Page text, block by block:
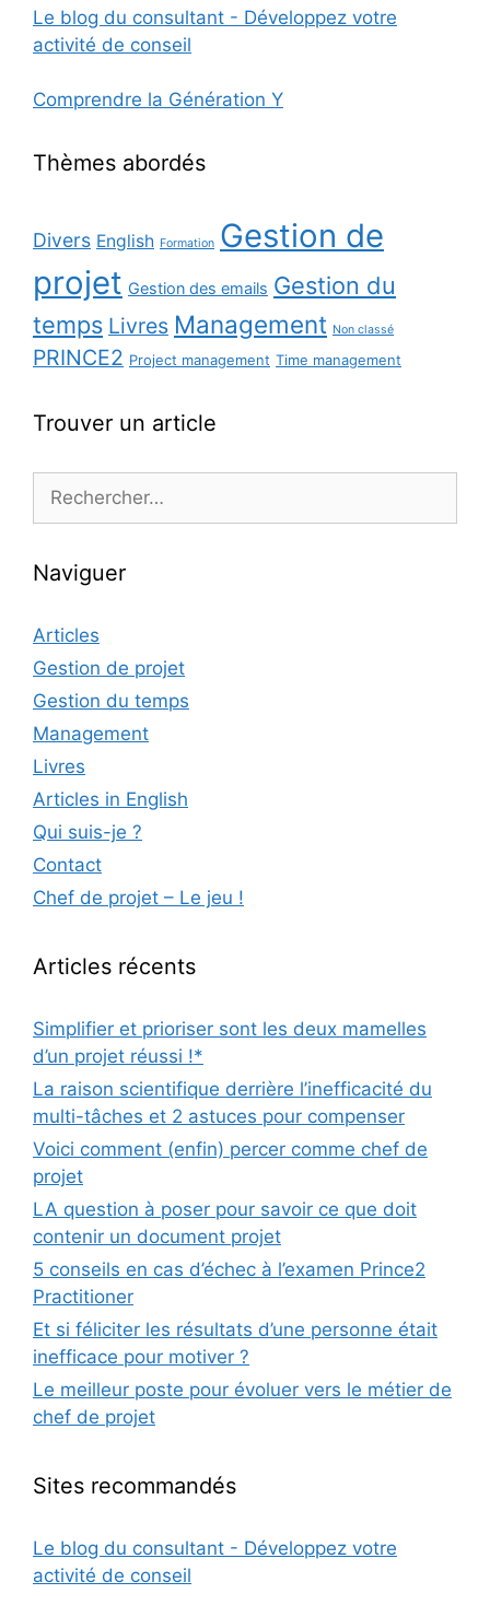
Le blog du consultant - Développez votre
activité de conseil
Comprendre la Génération Y
Thèmes abordés
Divers English Formation Gestion de
projet Gestion des emails Gestion du
temps Livres Management Non classé
PRINCE2 Project management Time management
Trouver un article
Naviguer
Articles
Gestion de projet
Gestion du temps
Management
Livres
Articles in English
Qui suis-je ?
Contact
Chef de projet – Le jeu !
Articles récents
Simplifier et prioriser sont les deux mamelles
d’un projet réussi !*
La raison scientifique derrière l’inefficacité du
multi-tâches et 2 astuces pour compenser
Voici comment (enfin) percer comme chef de
projet
LA question à poser pour savoir ce que doit
contenir un document projet
5 conseils en cas d’échec à l’examen Prince2
Practitioner
Et si féliciter les résultats d’une personne était
inefficace pour motiver ?
Le meilleur poste pour évoluer vers le métier de
chef de projet
Sites recommandés
Le blog du consultant - Développez votre
activité de conseil